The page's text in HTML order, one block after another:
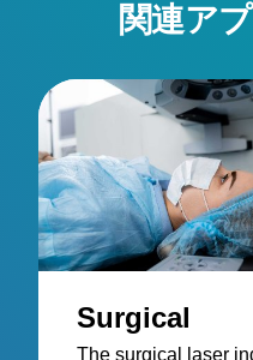
関連ア
Surgical
The surgical laser